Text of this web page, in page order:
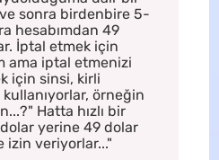
sonra birdenbire 5-
hesabımdan 49
İptal etmek için
ama iptal etmenizi
için sinsi, kirli
örneğin
Hatta hızlı bir
yerine 49 dolar
izin veriyorlar..."